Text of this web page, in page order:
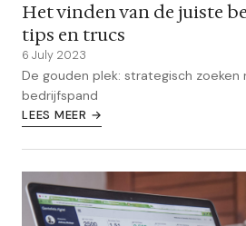
Het vinden van de juiste
tips en trucs
6 July 2023
De gouden plek: strategisch
bedrijfspand
LEES MEER →